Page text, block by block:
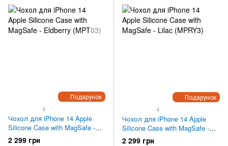
Подарунок
4
Чохол для iPhone 14 Apple
Silicone Case with MagSafe -
Eldberry (MPT03)
2 299 грн
Подарунок
4
Чохол для iPhone 14 Apple
Silicone Case with MagSafe -
Lilac (MPRY3)
2 299 грн